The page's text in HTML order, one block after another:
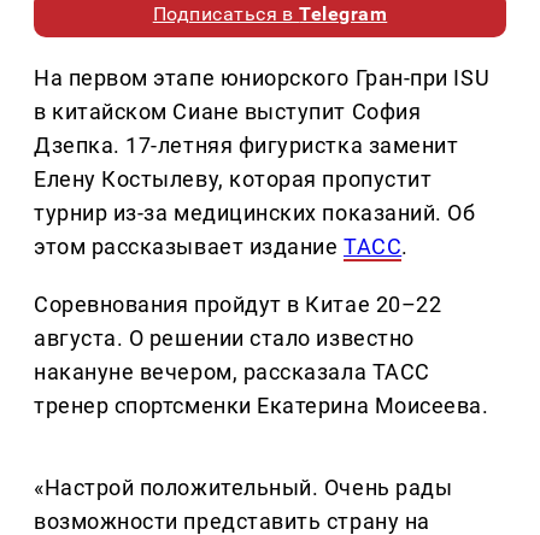
Подписаться вTelegram
На первом этапе юниорского Гран-при ISU
в китайском Сиане выступит София
Дзепка. 17-летняя фигуристка заменит
Елену Костылеву, которая пропустит
турнир из-за медицинских показаний. Об
этом рассказывает изданиеТАСС.
Соревнования пройдут в Китае 20–22
августа. О решении стало известно
накануне вечером, рассказала ТАСС
тренер спортсменки Екатерина Моисеева.
«Настрой положительный. Очень рады
возможности представить страну на